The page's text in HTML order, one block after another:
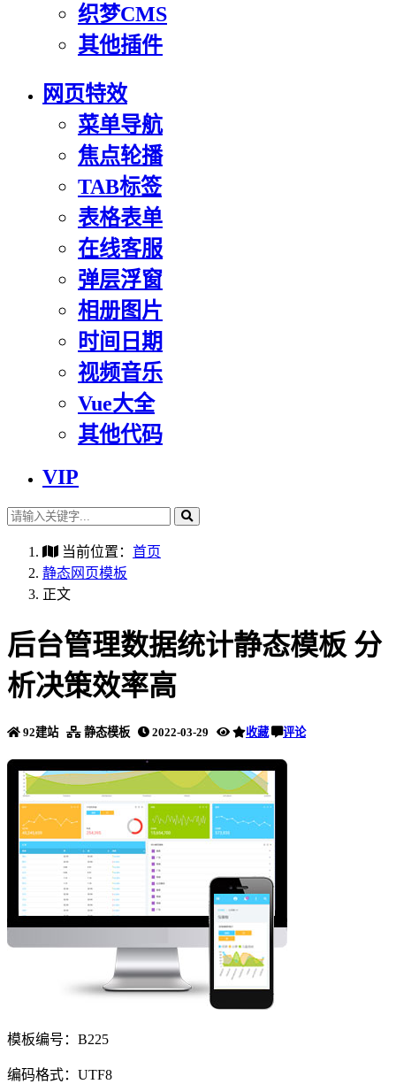
织梦CMS
其他插件
网页特效
菜单导航
焦点轮播
TAB标签
表格表单
在线客服
弹层浮窗
相册图片
时间日期
视频音乐
Vue大全
其他代码
VIP
当前位置： 首页
静态网页模板
正文
后台管理数据统计静态模板 分
析决策效率高
92建站 静态模板 2022-03-29 收藏 评论
模板编号：B225
编码格式：UTF8